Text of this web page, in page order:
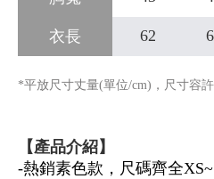
衣長 62
*平放尺寸丈量(單位/cm)，尺寸容
【產品介紹】
-熱銷素色款，尺碼齊全